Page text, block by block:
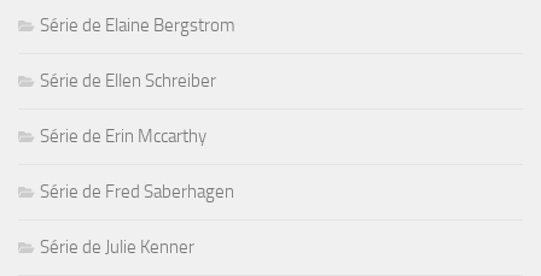
Série de Elaine Bergstrom
Série de Ellen Schreiber
Série de Erin Mccarthy
Série de Fred Saberhagen
Série de Julie Kenner